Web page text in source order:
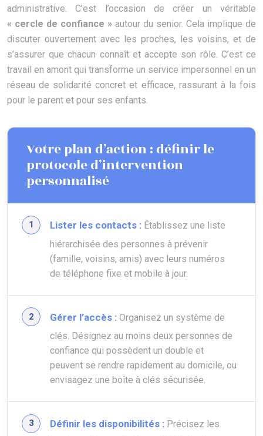
administrative. C’est l’occasion de créer un véritable
« cercle de confiance » autour du senior. Cela implique de
discuter ouvertement avec les proches, les voisins, et de
s’assurer que chacun connaît et accepte son rôle. C’est ce
travail en amont qui transforme un service impersonnel en un
réseau de solidarité concret et efficace, rassurant à la fois
pour le parent et pour ses enfants.
Votre plan d’action : définir le
protocole d’intervention
personnalisé
Lister les contacts : Établissez une liste
hiérarchisée des personnes à prévenir
(famille, voisins, amis) avec leurs numéros
de téléphone fixe et mobile à jour.
Gérer l’accès : Organisez un système de
clés. Désignez au moins deux personnes de
confiance qui possèdent un double et
peuvent se rendre rapidement au domicile, ou
envisagez une boîte à clés sécurisée.
Définir les disponibilités : Précisez les